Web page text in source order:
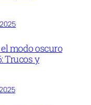
modo oscuro
Trucos y